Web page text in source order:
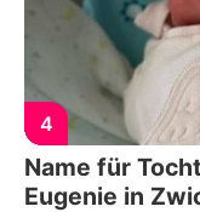
4
Name für
Eugenie in